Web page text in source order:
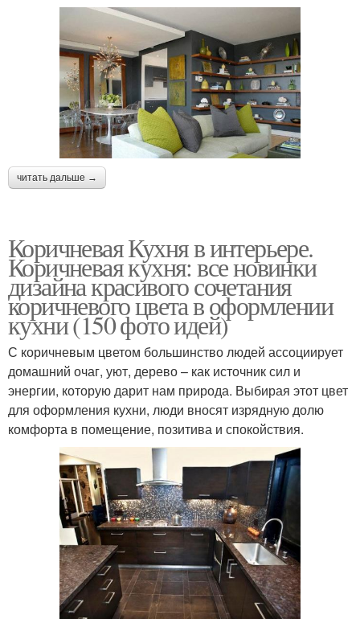
читать дальше →
Коричневая Кухня в интерьере.
Коричневая кухня: все новинки
дизайна красивого сочетания
коричневого цвета в оформлении
кухни (150 фото идей)
С коричневым цветом большинство людей ассоциирует
домашний очаг, уют, дерево – как источник сил и
энергии, которую дарит нам природа. Выбирая этот цвет
для оформления кухни, люди вносят изрядную долю
комфорта в помещение, позитива и спокойствия.